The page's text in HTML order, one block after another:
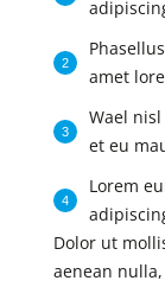
amet
Wael
et eu
Lorem
Dolor ut
aenean